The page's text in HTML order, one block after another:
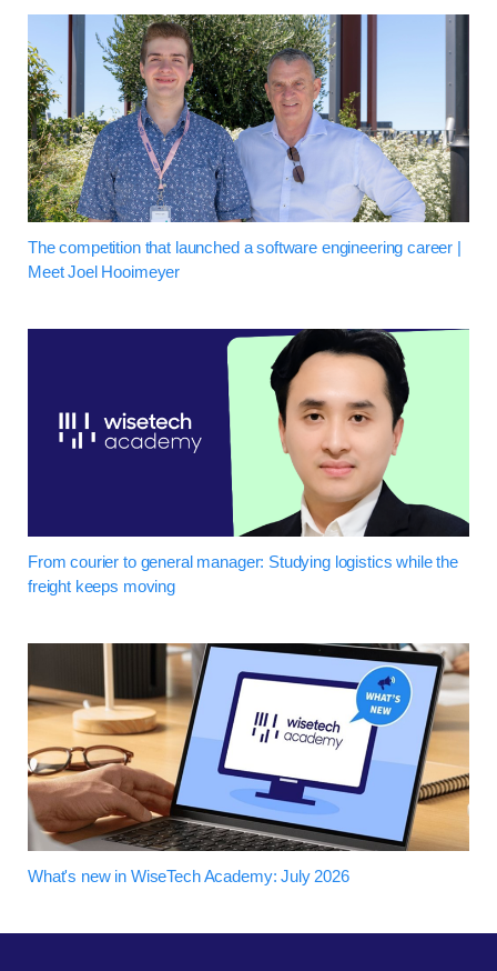
The competition that launched a software engineering career |
Meet Joel Hooimeyer
From courier to general manager: Studying logistics while the
freight keeps moving
What's new in WiseTech Academy: July 2026